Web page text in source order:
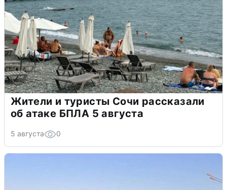
Жители и туристы Сочи рассказали
об атаке БПЛА 5 августа
5 августа 0